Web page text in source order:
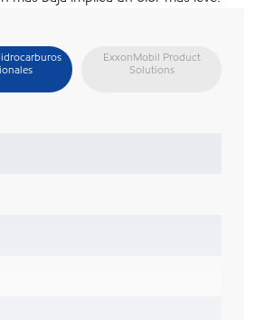
ExxonMobil Product
Solutions